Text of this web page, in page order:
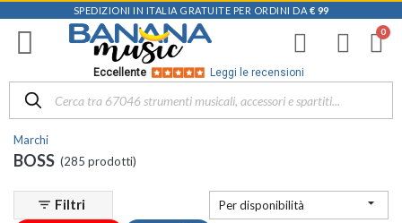
SPEDIZIONI IN ITALIA GRATUITE PER ORDINI DA € 99
Eccellente Leggi le recensioni
Marchi
BOSS (285 prodotti)
Filtra
i
risultati
Disponibile
in
Negozio
Music |
Vicenza
filter_list Filtri Per disponibilità 